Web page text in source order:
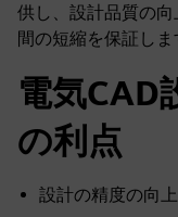
供し、設計品質の
間の短縮を保証しま
電気CAD
の利点
設計の精度の向